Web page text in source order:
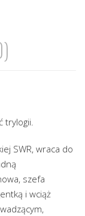
trylogii.
SWR, wraca do
szefa
i wciąż